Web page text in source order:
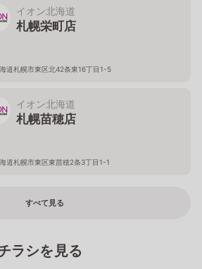
イオン北海道
札幌栄町店
道札幌市東区北42条東16丁目1-5
イオン北海道
札幌苗穂店
道札幌市東区東苗穂2条3丁目1-1
すべて見る
ラシを見る